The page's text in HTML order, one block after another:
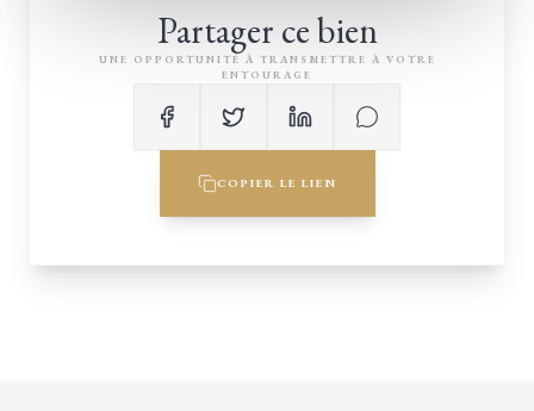
Partager ce bien
UNE OPPORTUNITÉ À TRANSMETTRE À VOTRE
ENTOURAGE
COPIER LE LIEN